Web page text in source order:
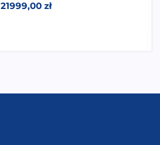
21999,00zł